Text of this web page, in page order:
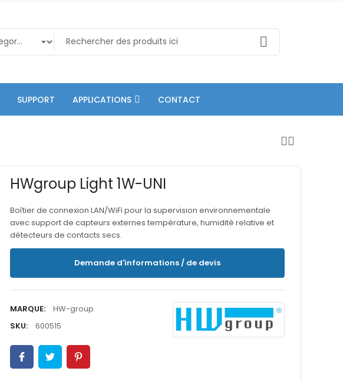
SUPPORT APPLICATIONS CONTACT
HWgroup Light 1W-UNI
Boîtier de connexion LAN/WiFi pour la supervision environnementale
avec support de capteurs externes température, humidité relative et
détecteurs de contacts secs.
Demande d'informations / de devis
MARQUE:
HW-group
SKU:
600515